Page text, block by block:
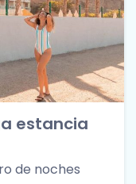
estancia
de noches